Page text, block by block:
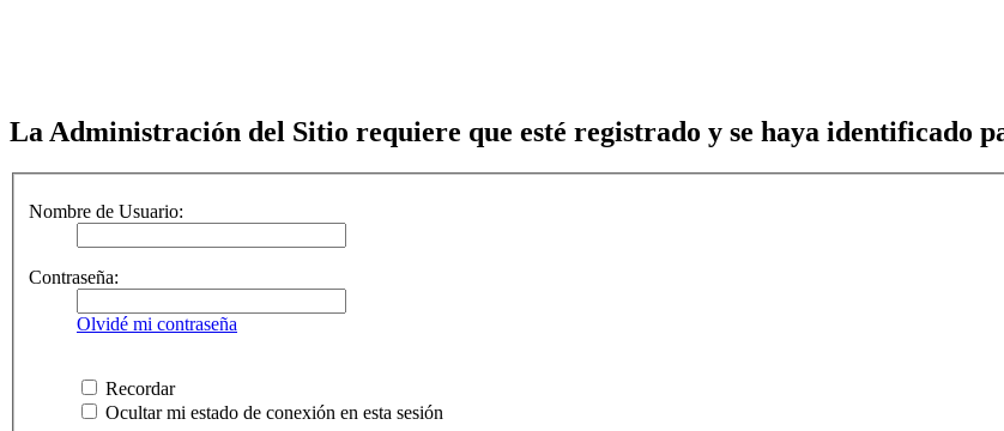
La Administración del Sitio requiere que esté registrado y se haya identificado
Nombre de Usuario:
Contraseña:
Olvidé mi contraseña
Recordar
Ocultar mi estado de conexión en esta sesión